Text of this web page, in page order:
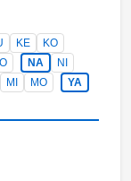
KE
KO
NA
NI
MI MO
YA